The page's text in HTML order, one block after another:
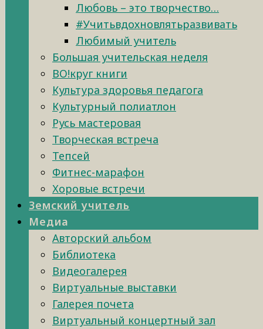
Любовь – это творчество…
#Учитьвдохновлятьразвивать
Любимый учитель
Большая учительская неделя
ВО!круг книги
Культура здоровья педагога
Культурный полиатлон
Русь мастеровая
Творческая встреча
Тепсей
Фитнес-марафон
Хоровые встречи
Земский учитель
Медиа
Авторский альбом
Библиотека
Видеогалерея
Виртуальные выставки
Галерея почета
Виртуальный концертный зал